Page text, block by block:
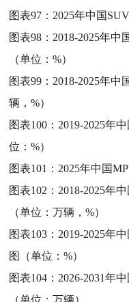
图表97： 2025年中国
图表98： 2018-2025年中
（单位：%）
图表99： 2018-2025年
辆，%）
图表100： 2019-2025年
位：%）
图表101： 2025年中国
图表102： 2018-2025年
（单位：万辆，%）
图表103： 2019-2025年
图（单位：%）
图表104： 2026-2031年
（单位：万辆）